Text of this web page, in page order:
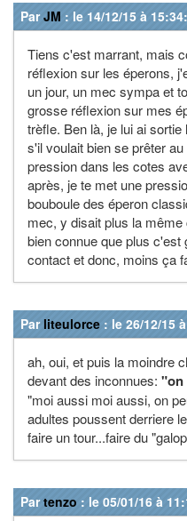
ParJM : le 14/12/15 à
Tiens c'est marrant, mais
réflexion sur les éperons,
un jour, un mec sympa et
grosse réflexion sur mes
trèfle. Ben là, je lui ai
s'il voulait bien se prêter
pression dans les cotes
après, je te met une
bouboule des éperon
mec, y disait plus la
bien connue que plus
contact et donc, moins ça
Par liteulorce : le 26/12/15
ah, oui, et puis la moindre
devant des inconnues: "on
"moi aussi moi aussi, on
adultes poussent derriere
faire un tour...faire du
Partenzo : le 05/01/16 à